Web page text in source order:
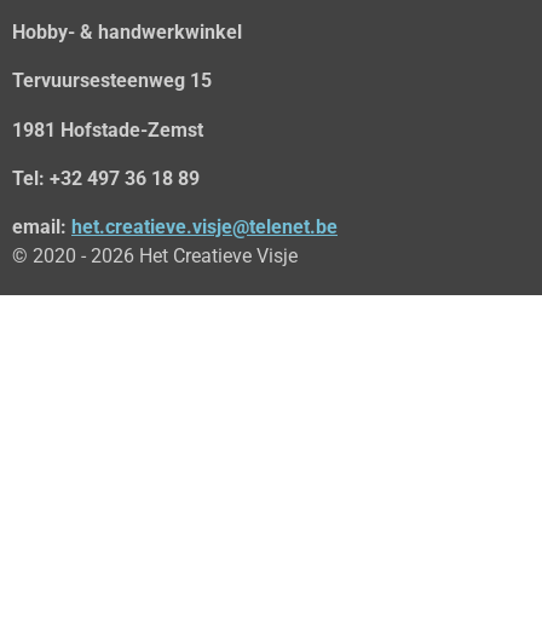
Hobby- & handwerkwinkel
Tervuursesteenweg 15
1981 Hofstade-Zemst
Tel: +32 497 36 18 89
email: het.creatieve.visje@telenet.be
© 2020 - 2026 Het Creatieve Visje